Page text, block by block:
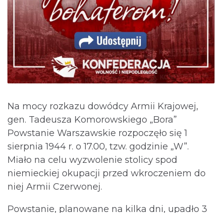
Na mocy rozkazu dowódcy Armii Krajowej,
gen. Tadeusza Komorowskiego „Bora”
Powstanie Warszawskie rozpoczęło się 1
sierpnia 1944 r. o 17.00, tzw. godzinie „W”.
Miało na celu wyzwolenie stolicy spod
niemieckiej okupacji przed wkroczeniem do
niej Armii Czerwonej.
Powstanie, planowane na kilka dni, upadło 3